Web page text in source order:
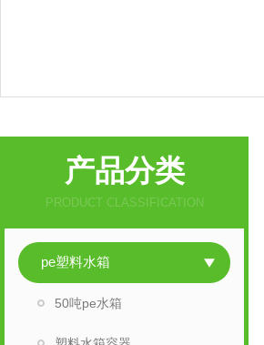
产品分类
PRODUCT CLASSIFICATION
pe塑料水箱
50吨pe水箱